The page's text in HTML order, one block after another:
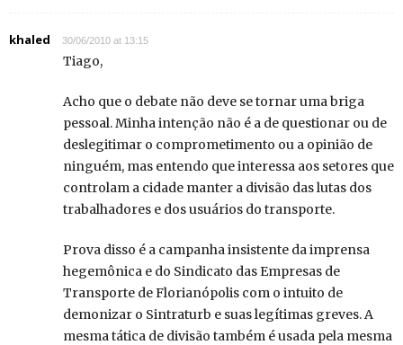
khaled 30/06/2010 at 13:15
Tiago,
Acho que o debate não deve se tornar uma briga
pessoal. Minha intenção não é a de questionar ou de
deslegitimar o comprometimento ou a opinião de
ninguém, mas entendo que interessa aos setores que
controlam a cidade manter a divisão das lutas dos
trabalhadores e dos usuários do transporte.
Prova disso é a campanha insistente da imprensa
hegemônica e do Sindicato das Empresas de
Transporte de Florianópolis com o intuito de
demonizar o Sintraturb e suas legítimas greves. A
mesma tática de divisão também é usada pela mesma